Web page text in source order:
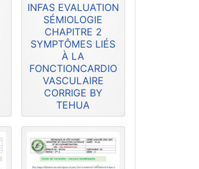
INFAS EVALUATION
SÉMIOLOGIE
CHAPITRE 2
SYMPTÔMES LIÉS
À LA
FONCTIONCARDIO
VASCULAIRE
CORRIGE BY
TEHUA